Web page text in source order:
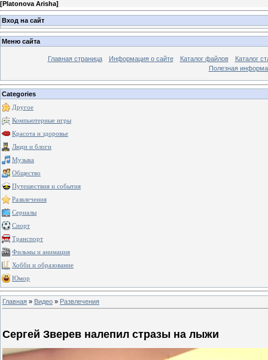
[Platonova Arisha]
Вход на сайт
Меню сайта
Главная страница Информация о сайте Каталог файлов
Каталог
Полезная
Categories
Другое
Компьютерные игры
Красота и здоровье
Люди и блоги
Музыка
Общество
Путешествия и события
Развлечения
Сериалы
Спорт
Транспорт
Фильмы и анимация
Хобби и образование
Юмор
Главная » Видео » Развлечения
Сергей Зверев налепил стразы на лыжи